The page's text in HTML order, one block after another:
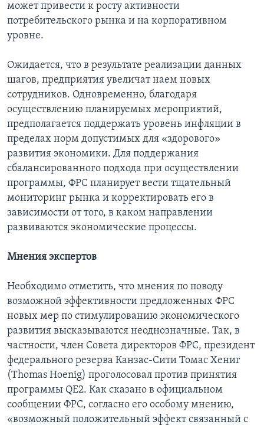
может привести к росту активности
потребительского рынка и на корпоративном
уровне.
Ожидается, что в результате реализации данных
шагов, предприятия увеличат наем новых
сотрудников. Одновременно, благодаря
осуществлению планируемых мероприятий,
предполагается поддержать уровень инфляции в
пределах норм допустимых для «здорового»
развития экономики. Для поддержания
сбалансированного подхода при осуществлении
программы, ФРС планирует вести тщательный
мониторинг рынка и корректировать его в
зависимости от того, в каком направлении
развиваются экономические процессы.
Мнения экспертов
Необходимо отметить, что мнения по поводу
возможной эффективности предложенных ФРС
новых мер по стимулированию экономического
развития высказываются неоднозначные. Так, в
частности, член Совета директоров ФРС, президент
федерального резерва Канзас-Сити Томас Хениг
(Thomas Hoenig) проголосовал против принятия
программы QE2. Как сказано в официальном
сообщении ФРС, согласно его особому мнению,
«возможный положительный эффект связанный с